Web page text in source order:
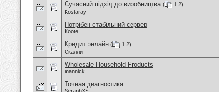
Сучасний підхід до виробництва ( 1 2)
Kostaray
Потрібен стабільний сервер
Koote
Кредит онлайн ( 1 2)
Скалли
Wholesale Household Products
mannick
Точная диагностика
SeraphXS